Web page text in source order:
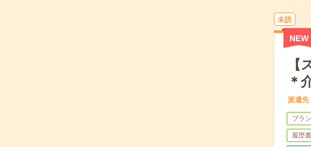
未読
NEW
【
＊
派遣先
ブラ
履歴